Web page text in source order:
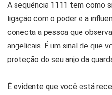
A sequência 1111 tem como
ligação com o poder e a
conecta a pessoa que
angelicais. É um sinal de que
proteção do seu anjo da
É evidente que você está